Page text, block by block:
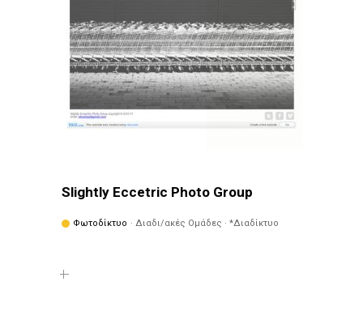
Slightly Eccetric Photo Group
Φωτοδίκτυο · Διαδι/ακές Ομάδες · *Διαδίκτυο